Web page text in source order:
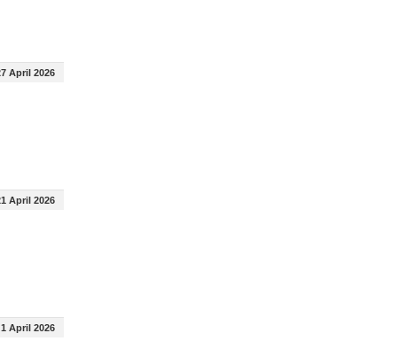
April 2026
April 2026
1 April 2026